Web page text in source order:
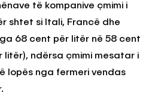
të kompanive çmimi i
shtet si Itali, Francë dhe
68 cent për litër në 58 cent
litër), ndërsa çmimi mesatar i
lopës nga fermeri vendas